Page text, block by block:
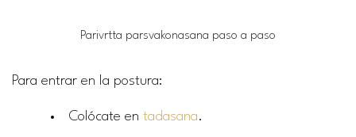
Parivrtta parsvakonasana paso a paso
Para entrar en la postura:
Colócate en tadasana.